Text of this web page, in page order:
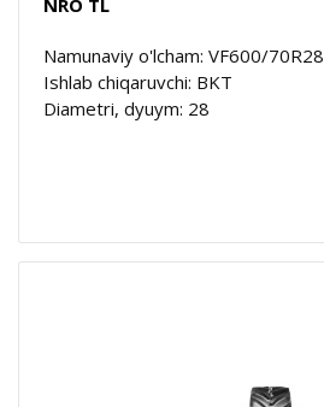
Namunaviy o'lcham: VF600/70R28
Ishlab chiqaruvchi: BKT
Diametri, dyuym: 28